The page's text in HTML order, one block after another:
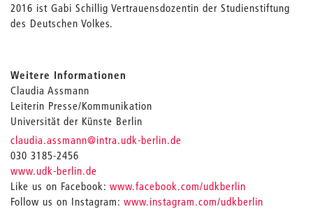
2016 ist Gabi Schillig Vertrauensdozentin der Studienstiftung
des Deutschen Volkes.
Weitere Informationen
Claudia Assmann
Leiterin Presse/Kommunikation
Universität der Künste Berlin
claudia.assmann_
@intra.udk-berlin.de
030 3185-2456
www.udk-berlin.de
Like us on Facebook: www.facebook.com/udkberlin
Follow us on Instagram: www.instagram.com/udkberlin